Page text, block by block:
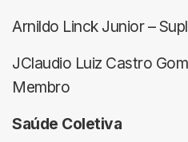
Arnildo Linck Junior –
JClaudio Luiz Castro
Membro
Saúde Coletiva